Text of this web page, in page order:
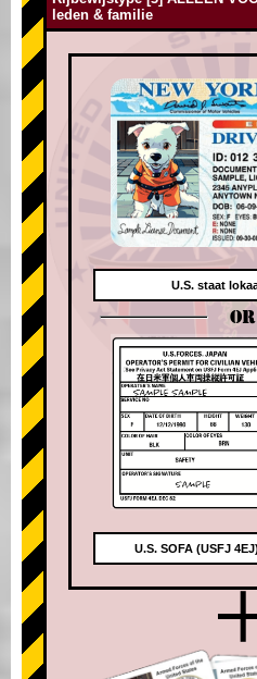
leden & familie
U.S. staat
OR
U.S. SOFA (USFJ